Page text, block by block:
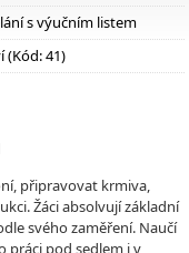
s výučním listem
(Kód: 41)
připravovat krmiva,
Žáci absolvují základní
svého zaměření. Naučí
práci pod sedlem i v